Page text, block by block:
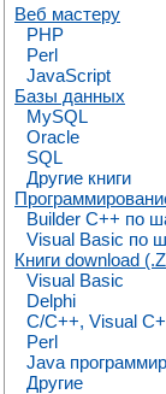
Веб мастеру
PHP
Perl
JavaScript
Базы данных
MySQL
Oracle
SQL
Другие книги
Builder C++ по
Visual Basic по
Книги download
Visual Basic
Delphi
C/C++, Visual
Perl
Java
Другие